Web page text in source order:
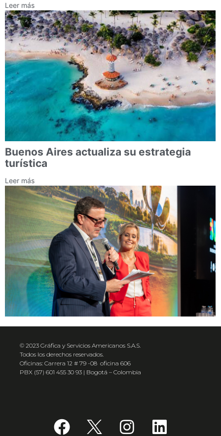
Leer más
Buenos Aires actualiza su estrategia
turística
Leer más
© 2023 Gráfica y Servicios Americanos S.A.S.
Todos los derechos reservados.
Oficinas: Carrera 12 # 79 -08 oficina 606
PBX (57) 601 455 30 93 | Bogotá – Colombia